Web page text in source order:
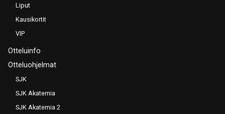
Liput
Kausikortit
VIP
Otteluinfo
Otteluohjelmat
SJK
SJK Akatemia
SJK Akatemia 2